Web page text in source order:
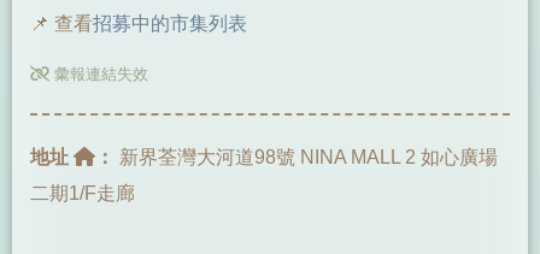
📌 查看招募中的市集列表
彙報連結失效
地址 ：
新界荃灣大河道98號 NINA MALL 2 如心廣場
二期1/F走廊